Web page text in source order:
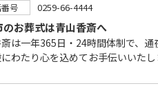
号 0259-66-4444
のお葬式は青山香斎へ
は一年365日・24時間体制で、
わたり心を込めてお手伝いいた